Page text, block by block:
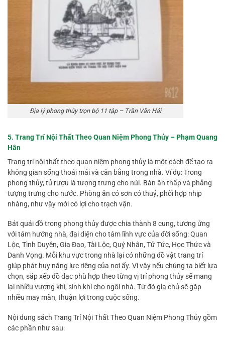
Địa lý phong thủy trọn bộ 11 tập – Trần Văn Hải
5. Trang Trí Nội Thất Theo Quan Niệm Phong Thủy – Phạm Quang
Hân
Trang trí nội thất theo quan niệm phong thủy là một cách để tạo ra
không gian sống thoải mái và cân bằng trong nhà. Ví dụ: Trong
phong thủy, tủ rượu là tượng trưng cho núi. Bàn ăn thấp và phẳng
tượng trưng cho nước. Phòng ăn có sơn có thuỷ, phối hợp nhịp
nhàng, như vậy mới có lợi cho trạch vận.
Bát quái đồ trong phong thủy được chia thành 8 cung, tương ứng
với tám hướng nhà, đại diện cho tám lĩnh vực của đời sống: Quan
Lộc, Tình Duyên, Gia Đạo, Tài Lộc, Quý Nhân, Tử Tức, Học Thức và
Danh Vọng. Mỗi khu vực trong nhà lại có những đồ vật trang trí
giúp phát huy năng lực riêng của nơi ấy. Vì vậy nếu chúng ta biết lựa
chọn, sắp xếp đồ đạc phù hợp theo từng vị trí phong thủy sẽ mang
lại nhiều vượng khí, sinh khí cho ngôi nhà. Từ đó gia chủ sẽ gặp
nhiều may mắn, thuận lợi trong cuộc sống.
Nội dung sách Trang Trí Nội Thất Theo Quan Niệm Phong Thủy gồm
các phần như sau: